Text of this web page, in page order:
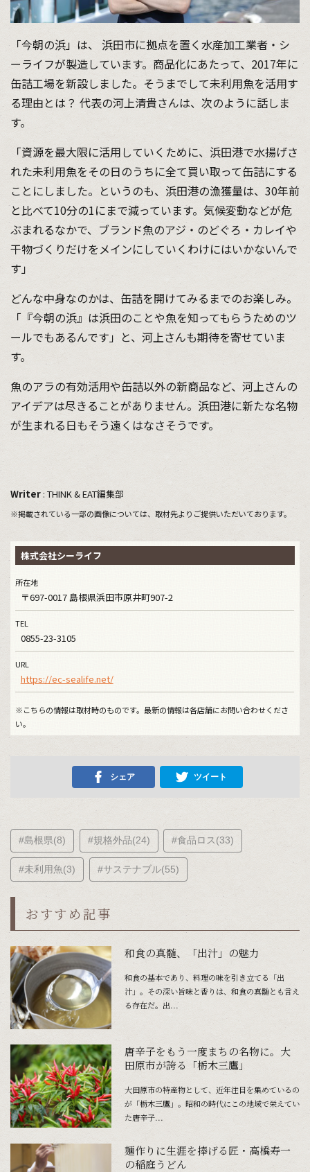
「今朝の浜」は、 浜田市に拠点を置く水産加工業者・シ
ーライフが製造しています。商品化にあたって、2017年に
缶詰工場を新設しました。そうまでして未利用魚を活用す
る理由とは？ 代表の河上清貴さんは、次のように話しま
す。
「資源を最大限に活用していくために、浜田港で水揚げさ
れた未利用魚をその日のうちに全て買い取って缶詰にする
ことにしました。というのも、浜田港の漁獲量は、30年前
と比べて10分の1にまで減っています。気候変動などが危
ぶまれるなかで、ブランド魚のアジ・のどぐろ・カレイや
干物づくりだけをメインにしていくわけにはいかないんで
す」
どんな中身なのかは、缶詰を開けてみるまでのお楽しみ。
「『今朝の浜』は浜田のことや魚を知ってもらうためのツ
ールでもあるんです」と、河上さんも期待を寄せていま
す。
魚のアラの有効活用や缶詰以外の新商品など、河上さんの
アイデアは尽きることがありません。浜田港に新たな名物
が生まれる日もそう遠くはなさそうです。
Writer: THINK & EAT編集部
※掲載されている一部の画像については、取材先よりご提供いただいております。
株式会社シーライフ
所在地
〒697-0017 島根県浜田市原井町907-2
TEL
0855-23-3105
URL
https://ec-sealife.net/
※こちらの情報は取材時のものです。最新の情報は各店舗にお問い合わせくださ
い。
シェア ツイート
#島根県(8) #規格外品(24) #食品ロス(33)
#未利用魚(3) #サステナブル(55)
おすすめ記事
和食の真髄、「出汁」の魅力
和食の基本であり、料理の味を引き立てる「出
汁」。その深い旨味と香りは、和食の真髄とも言え
る存在だ。出...
唐辛子をもう一度まちの名物に。大
田原市が誇る「栃木三鷹」
大田原市の特産物として、近年注目を集めているの
が「栃木三鷹」。昭和の時代にこの地域で栄えてい
た唐辛子...
麺作りに生涯を捧げる匠・高橋寿一
の稲庭うどん